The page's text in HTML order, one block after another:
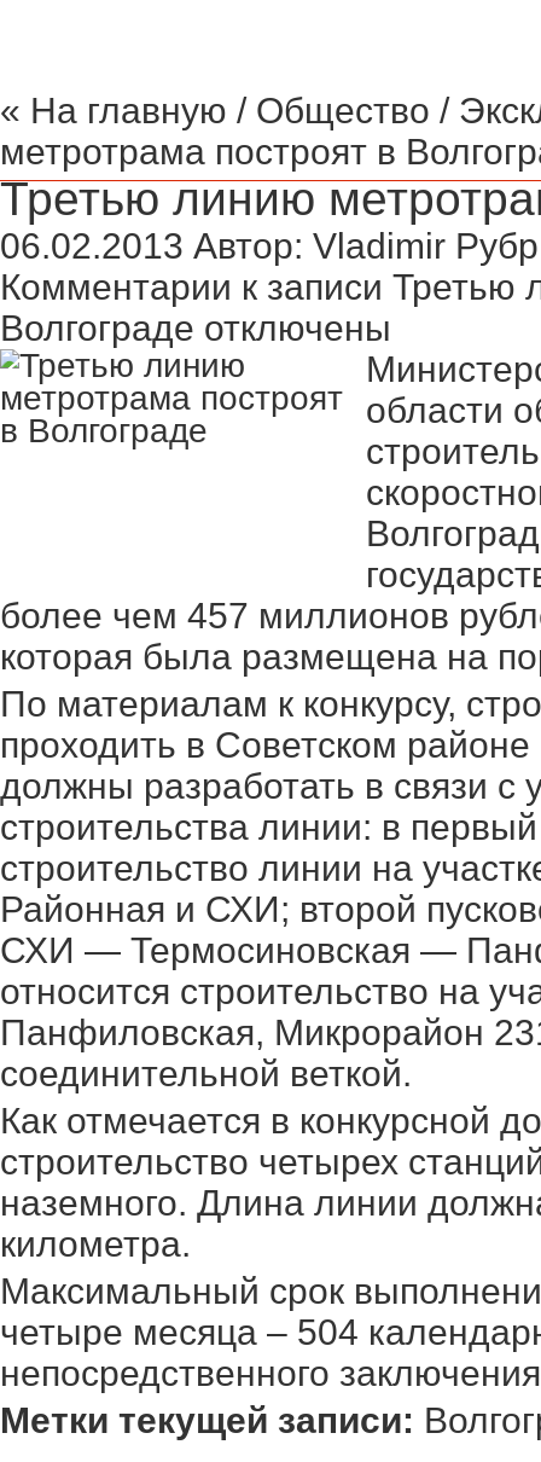
« На главную / Общество /
метротрама построят в
Третью линию
06.02.2013 Автор: Vladimir
Комментарии к записи Третью
Волгограде отключены
области
более чем 457 миллионов
которая была размещена на
По материалам к конкурсу,
проходить в Советском
должны разработать в связи с
строительства линии: в
строительство линии на
Районная и СХИ; второй
СХИ — Термосиновская —
относится строительство на
Панфиловская, Микрорайон
соединительной веткой.
Как отмечается в конкурсной
строительство четырех
наземного. Длина линии
километра.
Максимальный срок
четыре месяца – 504
непосредственного
Метки текущей записи: